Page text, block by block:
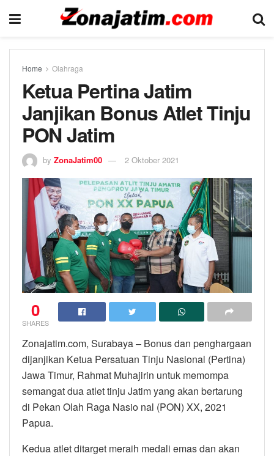
Home Olahraga
Ketua Pertina Jatim
Janjikan Bonus Atlet Tinju
PON Jatim
by ZonaJatim00 2 Oktober 2021
0
SHARES
Zonajatim.com, Surabaya – Bonus dan penghargaan
dijanjikan Ketua Persatuan Tinju Nasional (Pertina)
Jawa Timur, Rahmat Muhajirin untuk memompa
semangat dua atlet tinju Jatim yang akan bertarung
di Pekan Olah Raga Nasio nal (PON) XX, 2021
Papua.
Kedua atlet ditarget meraih medali emas dan akan